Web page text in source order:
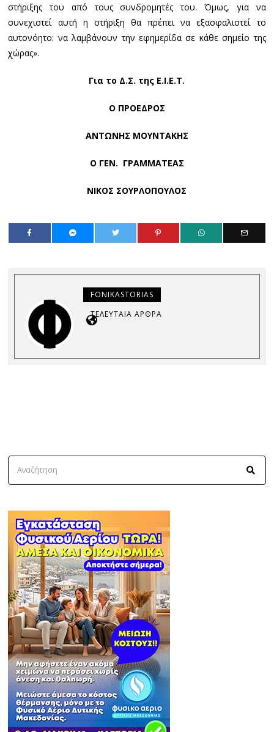
στήριξης του από τους συνδρομητές του. Όμως, για να
συνεχιστεί αυτή η στήριξη θα πρέπει να εξασφαλιστεί το
αυτονόητο: να λαμβάνουν την εφημερίδα σε κάθε σημείο της
χώρας».
Για το Δ.Σ. της Ε.Ι.Ε.Τ.
Ο ΠΡΟΕΔΡΟΣ
ΑΝΤΩΝΗΣ ΜΟΥΝΤΑΚΗΣ
Ο ΓEN. ΓΡΑΜΜΑΤΕΑΣ
ΝΙΚΟΣ ΣΟΥΡΛΟΠΟΥΛΟΣ
FONIKASTORIAS
ΤΕΛΕΥΤΑΊΑ ΆΡΘΡΑ